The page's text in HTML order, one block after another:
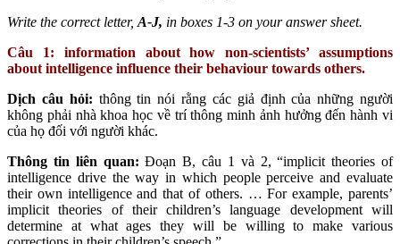
Write the correct letter, A-J, in boxes 1-3 on your answer sheet.
Câu 1: information about how non-scientists’ assumptions
about intelligence influence their behaviour towards others.
Dịch câu hỏi: thông tin nói rằng các giả định của những người
không phải nhà khoa học về trí thông minh ảnh hưởng đến hành vi
của họ đối với người khác.
Thông tin liên quan: Đoạn B, câu 1 và 2, “implicit theories of
intelligence drive the way in which people perceive and evaluate
their own intelligence and that of others. … For example, parents’
implicit theories of their children’s language development will
determine at what ages they will be willing to make various